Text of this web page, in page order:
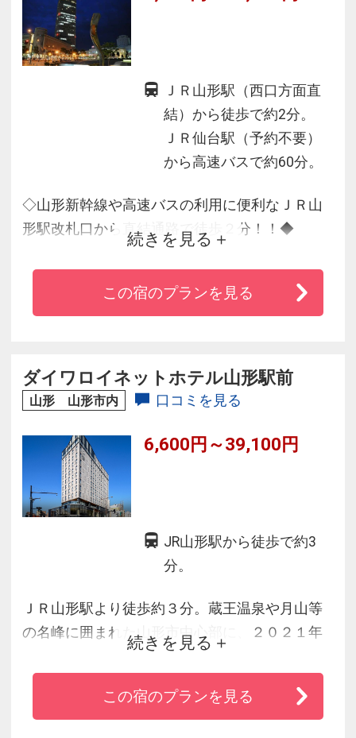
繁華街に近いので食事や観光にも便利です！
ＪＲ山形駅（西口方面直
結）から徒歩で約2分。
ＪＲ仙台駅（予約不要）
から高速バスで約60分。
◇山形新幹線や高速バスの利用に便利なＪＲ山
形駅改札口から直結通路で徒歩２分！！◆
◆客室は19階から21階に位置しています。「夜
空の星に一番近いホテル」からの夜景◇
◇ビジネスホテルとしてはもちろん、ご家族や
利用下さい◇
続きを見る
この宿のプランを見る
ダイワロイネットホテル山形駅前
山形 山形市内 口コミを見る
6,600円～39,100円
JR山形駅から徒歩で約3
分。
ＪＲ山形駅より徒歩約３分。蔵王温泉や月山等
の名峰に囲まれた山形市中心部に、２０２１年
７月２１日新規開業いたしました。全室（ユニ
バーサルルーム除く）バスルームとトイレは独
立しており、洗練されたデザインと山形らしさ
続きを見る
この宿のプランを見る